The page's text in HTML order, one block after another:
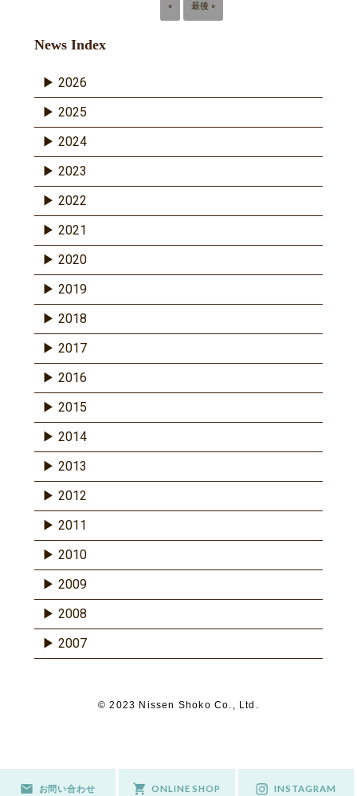
» 最後 »
News Index
2026
2025
2024
2023
2022
2021
2020
2019
2018
2017
2016
2015
2014
2013
2012
2011
2010
2009
2008
2007
© 2023 Nissen Shoko Co., Ltd.
お問い合わせ ONLINE SHOP INSTAGRAM